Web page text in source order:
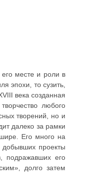
месте и роли в
эпохи, то сузить,
века созданная
любого
творений, но и
далеко за рамки
шире. Его много на
добывших проекты
подражавших его
долго затем